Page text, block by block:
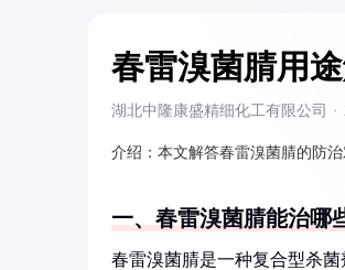
春雷溴菌腈用
湖北中隆康盛精细化工有限公司 ·
介绍： 本文解答春雷溴菌腈的防
一、春雷溴菌腈能治哪
春雷溴菌腈是一种复合型杀